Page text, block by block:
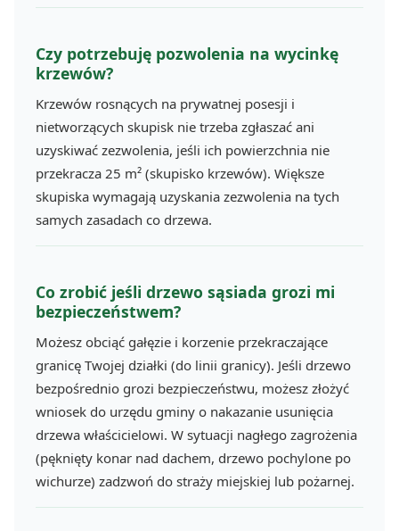
Czy potrzebuję pozwolenia na wycinkę
krzewów?
Krzewów rosnących na prywatnej posesji i
nietworzących skupisk nie trzeba zgłaszać ani
uzyskiwać zezwolenia, jeśli ich powierzchnia nie
przekracza 25 m² (skupisko krzewów). Większe
skupiska wymagają uzyskania zezwolenia na tych
samych zasadach co drzewa.
Co zrobić jeśli drzewo sąsiada grozi mi
bezpieczeństwem?
Możesz obciąć gałęzie i korzenie przekraczające
granicę Twojej działki (do linii granicy). Jeśli drzewo
bezpośrednio grozi bezpieczeństwu, możesz złożyć
wniosek do urzędu gminy o nakazanie usunięcia
drzewa właścicielowi. W sytuacji nagłego zagrożenia
(pęknięty konar nad dachem, drzewo pochylone po
wichurze) zadzwoń do straży miejskiej lub pożarnej.